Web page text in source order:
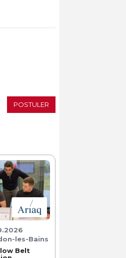
POSTULER
les-Bains
Belt